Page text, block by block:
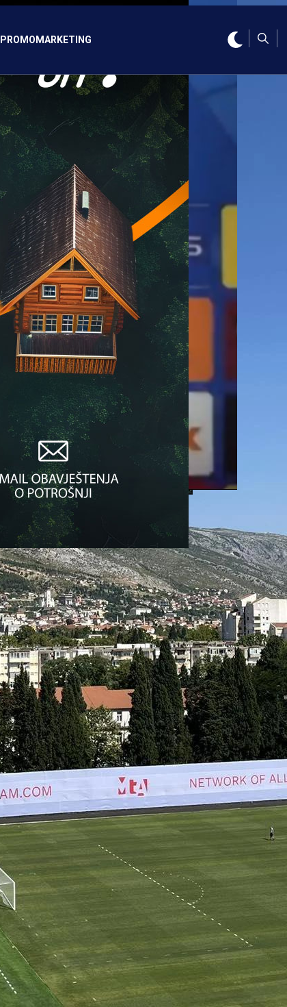
PROMO MARKETING